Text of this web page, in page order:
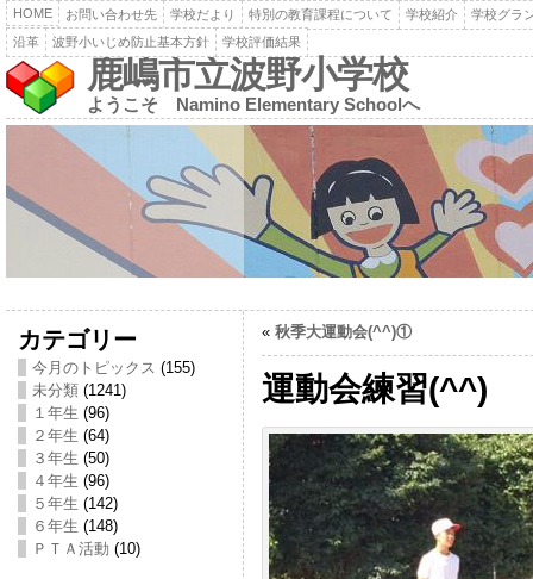
HOME お問い合わせ先 学校だより 特別の教育課程について 学校紹介
学校グラ
沿革
波野小いじめ防止基本方針 学校評価結果
鹿嶋市立波野小学校
ようこそ Namino Elementary Schoolへ
カテゴリー
今月のトピックス (155)
未分類(1241)
１年生 (96)
２年生 (64)
３年生 (50)
４年生 (96)
５年生 (142)
６年生 (148)
ＰＴＡ活動 (10)
« 秋季大運動会(^^)①
運動会練習(^^)